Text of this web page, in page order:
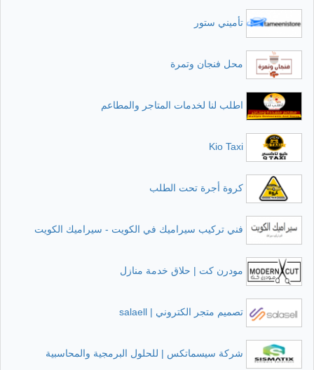
تأميني ستور
محل فنجان وتمرة
اطلب لنا لخدمات المتاجر والمطاعم
Kio Taxi
كروة أجرة تحت الطلب
فني تركيب سيراميك في الكويت - سيراميك الكويت
مودرن كت | حلاق خدمة منازل
تصميم متجر الكتروني | salaell
شركة سيسماتكس | للحلول البرمجية والمحاسبية